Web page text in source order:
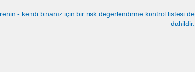
- kendi binanız için bir risk değerlendirme kontrol listesi de
dahildir.